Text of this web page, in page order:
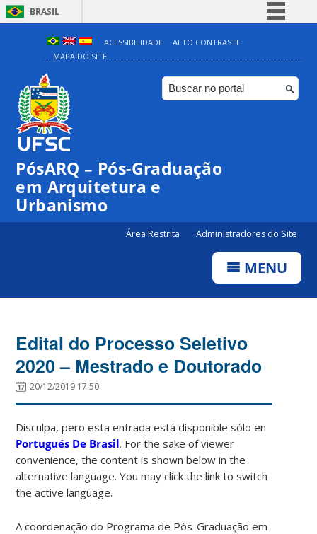
BRASIL
Simplifique!
Comunica BR
Participe
ACESSIBILIDADE
ALTO CONTRASTE
MAPA DO SITE
PósARQ – Pós-Graduação
em Arquitetura e
Urbanismo
Área Restrita Administradores do Site
MENU
Edital do Processo Seletivo
2020 – Mestrado e Doutorado
20/12/2019 17:50
Disculpa, pero esta entrada está disponible sólo en
Portugués De Brasil. For the sake of viewer
convenience, the content is shown below in the
alternative language. You may click the link to switch
the active language.
A coordenação do Programa de Pós-Graduação em